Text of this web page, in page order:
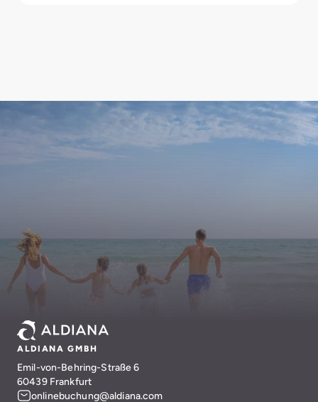
ALDIANA GMBH
Emil-von-Behring-Straße 6
60439 Frankfurt
onlinebuchung@aldiana.com